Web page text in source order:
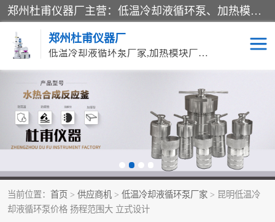
郑州杜甫仪器厂主营：低温冷却液循环泵、加热模块、水热合成反应釜、水油浴锅、旋转蒸发器、循环水真空泵等产品。郑州杜甫仪器厂在众多的教学仪器行业中依靠科技力量扬长避短、迅速发展，成为国家教委*生产教学仪器的厂家，产品具有国内良好水平，主导产品通过ISO9002质量认证。
郑州杜甫仪器厂
低温冷却液循环泵厂家,加热模块厂家,水热合成反应釜厂家,水油浴锅厂家,旋转蒸发器厂家
当前位置： 首页 > 供应商机 > 低温冷却液循环泵厂家 > 昆明低温冷
却液循环泵价格 扬程范围大 立式设计
循环水真空泵厂家 水热合成反应釜厂家
低温冷却液循环泵厂家 加热模块厂家
气流烘干器
旋转蒸发器厂家 双层玻璃反应釜10L